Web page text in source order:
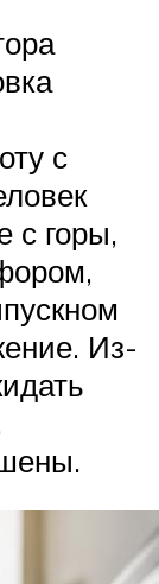
с
с горы,
Из-